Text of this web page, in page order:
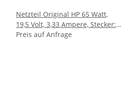
Netzteil Original HP 65 Watt,
19,5 Volt, 3,33 Ampere, Stecker:
Dongle (4,5 mm x 3,0 mm + 7,4
Preis auf Anfrage